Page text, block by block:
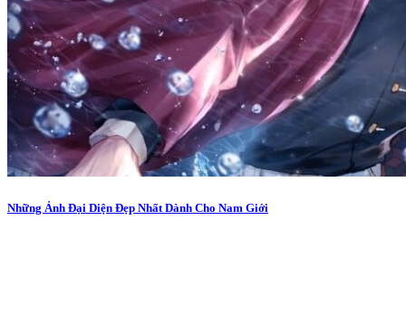
Những Ảnh Đại Diện Đẹp Nhất Dành Cho Nam Giới